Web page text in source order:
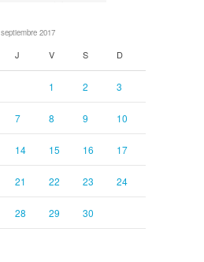
septiembre 2017
J V S D
1 2 3
7 8 9 10
14 15 16 17
21 22 23 24
28 29 30